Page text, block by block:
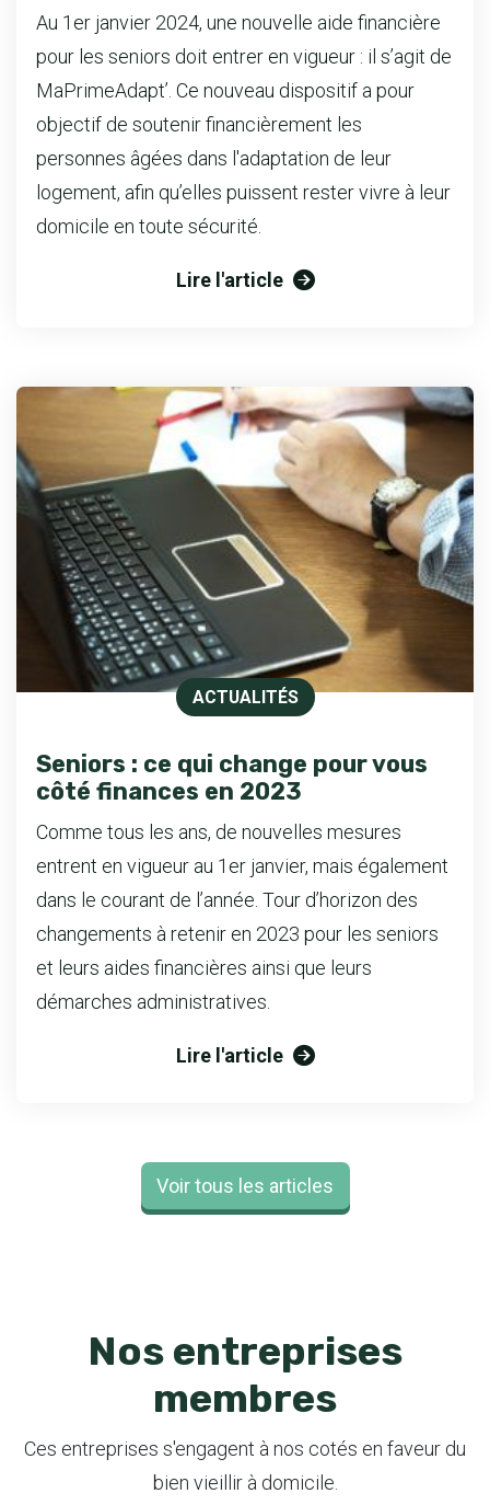
Au 1er janvier 2024, une nouvelle aide financière
pour les seniors doit entrer en vigueur : il s’agit de
MaPrimeAdapt’. Ce nouveau dispositif a pour
objectif de soutenir financièrement les
personnes âgées dans l'adaptation de leur
logement, afin qu’elles puissent rester vivre à leur
domicile en toute sécurité.
Lire l'article
ACTUALITÉS
Seniors : ce qui change pour vous
côté finances en 2023
Comme tous les ans, de nouvelles mesures
entrent en vigueur au 1er janvier, mais également
dans le courant de l’année. Tour d’horizon des
changements à retenir en 2023 pour les seniors
et leurs aides financières ainsi que leurs
démarches administratives.
Lire l'article
Voir tous les articles
Nos entreprises
membres
Ces entreprises s'engagent à nos cotés en faveur du
bien vieillir à domicile.